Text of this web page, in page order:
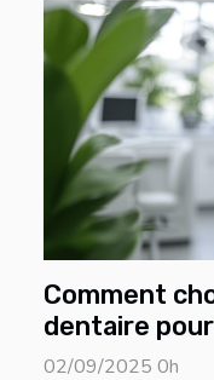
Comment
dentaire
02/09/2025 0h